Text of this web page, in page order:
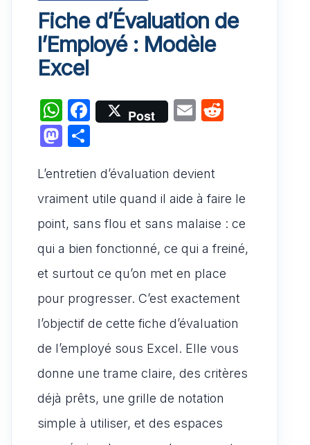
Fiche d’Évaluation de
l’Employé : Modèle
Excel
W
h
at
s
A
p
p
F
a
e
b
o
o
k
Post
E
l
t
M
st
o
d
o
n
ta
g
er
L’entretien d’évaluation devient
vraiment utile quand il aide à faire le
point, sans flou et sans malaise : ce
qui a bien fonctionné, ce qui a freiné,
et surtout ce qu’on met en place
pour progresser. C’est exactement
l’objectif de cette fiche d’évaluation
de l’employé sous Excel. Elle vous
donne une trame claire, des critères
déjà prêts, une grille de notation
simple à utiliser, et des espaces